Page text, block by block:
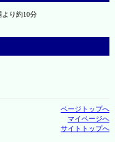
り約10分
ページトップへ
マイページへ
サイトトップへ